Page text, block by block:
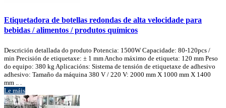
Etiquetadora de botellas redondas de alta velocidade para
bebidas / alimentos / produtos químicos
Descrición detallada do produto Potencia: 1500W Capacidade: 80-120pcs /
min Precisión de etiquetaxe: ± 1 mm Ancho máximo de etiqueta: 120 mm Peso
do equipo: 380 kg Aplicacións: Sistema de tensión de etiquetaxe de adhesivo
adhesivo: Tamaño da máquina 380 V / 220 V: 2000 mm X 1000 mm X 1400
mm .. .
Le máis